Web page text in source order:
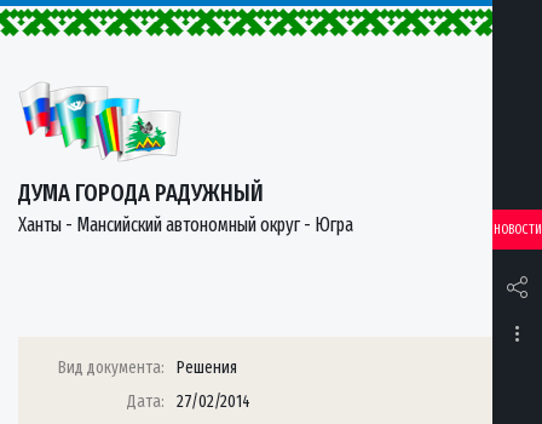
ДУМА ГОРОДА РАДУЖНЫЙ
Ханты - Мансийский автономный округ - Югра НОВОСТИ
Вид документа:
Решения
Дата:
27/02/2014